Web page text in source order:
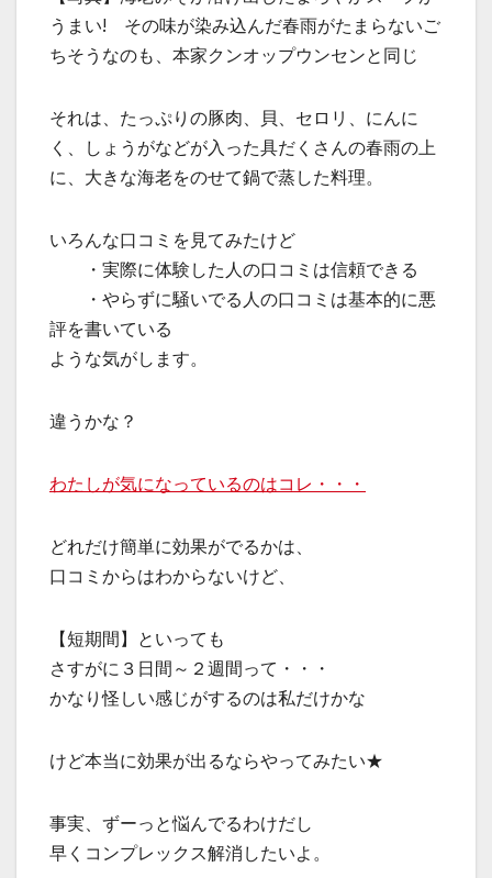
うまい! その味が染み込んだ春雨がたまらないご
ちそうなのも、本家クンオップウンセンと同じ
それは、たっぷりの豚肉、貝、セロリ、にんに
く、しょうがなどが入った具だくさんの春雨の上
に、大きな海老をのせて鍋で蒸した料理。
いろんな口コミを見てみたけど
・実際に体験した人の口コミは信頼できる
・やらずに騒いでる人の口コミは基本的に悪
評を書いている
ような気がします。
違うかな？
わたしが気になっているのはコレ・・・
どれだけ簡単に効果がでるかは、
口コミからはわからないけど、
【短期間】といっても
さすがに３日間～２週間って・・・
かなり怪しい感じがするのは私だけかな
けど本当に効果が出るならやってみたい★
事実、ずーっと悩んでるわけだし
早くコンプレックス解消したいよ。